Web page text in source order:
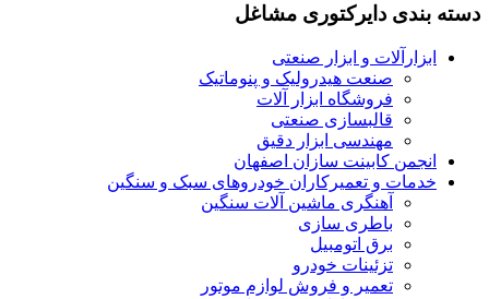
دایرکتوری مشاغل
و ابزار صنعتی
صنعت هیدرولیک و پنوماتیک
فروشگاه ابزار آلات
قالبسازی صنعتی
مهندسی ابزار دقیق
کابینت سازان اصفهان
و تعمیرکاران خودروهای سبک و سنگین
آهنگری ماشین آلات سنگین
باطری سازی
برق اتومبیل
تزئینات خودرو
تعمیر و فروش لوازم موتور